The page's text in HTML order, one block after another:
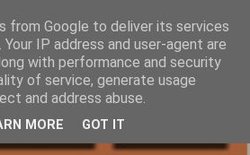
from Google to deliver its services
IP address and user-agent are
with performance and security
of service, generate usage
and address abuse.
MORE GOT IT